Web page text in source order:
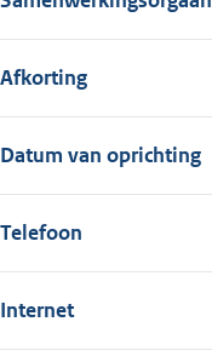
Afkorting
Datum van oprichting
Telefoon
Internet